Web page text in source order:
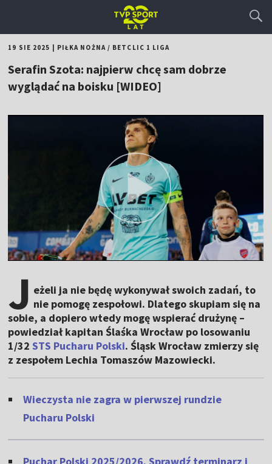
19 SIE 2025 PIŁKA NOŻNA/ BETCLIC 1 LIGA
Serafin Szota: najpierw chcę sam dobrze
wyglądać na boisku [WIDEO]
J eżeli ja nie będę wykonywał swoich zadań, to
nie pomogę zespołowi. Dlatego skupiam się na
sobie, a dopiero wtedy mogę wspierać drużynę –
powiedział kapitan Ślaśka Wrocław po losowaniu
1/32STS Pucharu Polski. Śląsk Wrocław zmierzy się
z zespołem Lechia Tomaszów Mazowiecki.
Wieczysta nie zagra w pierwszej rundzie
Pucharu Polski